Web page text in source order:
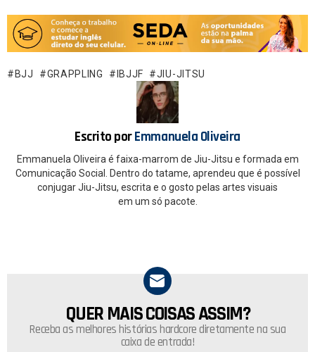
a
ce
b
o
h
at
s
A
BJJ GRAPPLING IBJJF JIU-JITSU
Escrito porEmmanuela Oliveira
Emmanuela Oliveira é faixa-marrom de Jiu-Jitsu e formada em
Comunicação Social. Dentro do tatame, aprendeu que é possível
conjugar Jiu-Jitsu, escrita e o gosto pelas artes visuais
em um só pacote.
NEWSLETTER
QUER MAIS COISAS ASSIM?
Receba as melhores histórias hardcore diretamente na sua
caixa de entrada!